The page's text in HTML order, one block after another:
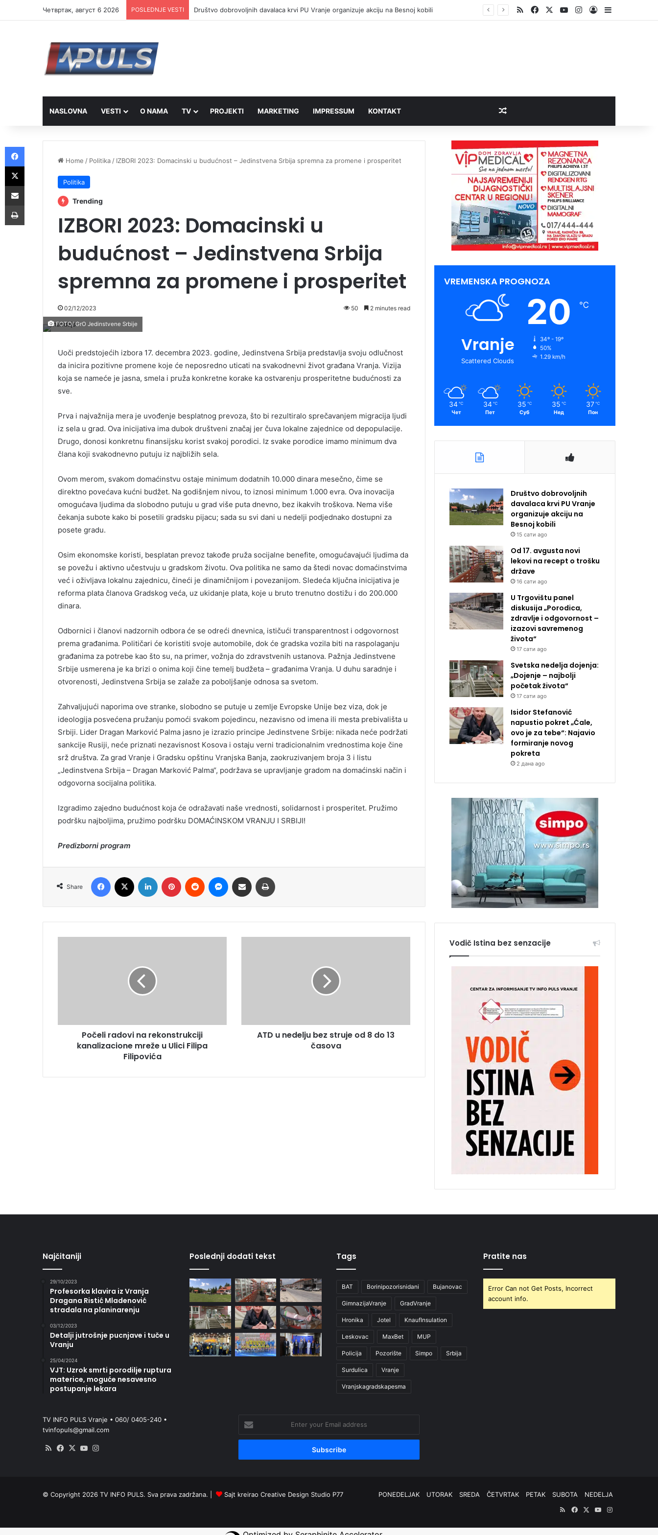
Четвртак, август 6 2026 POSLEDNJE VESTI Društvo dobrovoljnih davalaca krvi PU Vranje organizuje akciju na Besnoj kobili RSSFacebookYouTubeInstagram
Log InSidebar
NASLOVNA VESTI O NAMA TV PROJEKTI MARKETING IMPRESSUM KONTAKT Random Article
Home / Politika / IZBORI 2023: Domacinski u budućnost – Jedinstvena Srbija spremna za promene i prosperitet
Politika
Trending
IZBORI 2023: Domacinski u
budućnost – Jedinstvena Srbija
spremna za promene i prosperitet
02/12/2023 50 2 minutes read
FOTO/ GrO Jedinstvene Srbije
Uoči predstojećih izbora 17. decembra 2023. godine, Jedinstvena Srbija predstavlja svoju odlučnost
da inicira pozitivne promene koje će neposredno uticati na svakodnevni život građana Vranja. Vizija
koja se nameće je jasna, smela i pruža konkretne korake ka ostvarenju prosperitetne budućnosti za
sve.
Prva i najvažnija mera je uvođenje besplatnog prevoza, što bi rezultiralo sprečavanjem migracija ljudi
iz sela u grad. Ova inicijativa ima dubok društveni značaj jer čuva lokalne zajednice od depopulacije.
Drugo, donosi konkretnu finansijsku korist svakoj porodici. Iz svake porodice imamo minimum dva
člana koji svakodnevno putuju iz najbližih sela.
Ovom merom, svakom domaćinstvu ostaje minimum dodatnih 10.000 dinara mesečno, čime se
direktno povećava kućni budžet. Na godišnjem nivou, to iznosi minimum 1.000 evra. Ova inovacija
omogućava ljudima da slobodno putuju u grad više puta dnevno, bez ikakvih troškova. Nema više
čekanja subote kako bi posetili gradsku pijacu; sada su svi dani u nedelji podjednako dostupni za
posete gradu.
Osim ekonomske koristi, besplatan prevoz takođe pruža socijalne benefite, omogućavajući ljudima da
se povežu i aktivno učestvuju u gradskom životu. Ova politika ne samo da štedi novac domaćinstvima
već i oživljava lokalnu zajednicu, čineći je dinamičnijom i povezanijom. Sledeća ključna inicijativa je
reforma plata članova Gradskog veća, uz ukidanje plata, koje u bruto trenutno dostižu i do 200.000
dinara.
Odbornici i članovi nadzornih odbora će se odreći dnevnica, ističući transparentnost i odgovornost
prema građanima. Političari će koristiti svoje automobile, dok će gradska vozila biti na raspolaganju
građanima za potrebe kao što su, na primer, vožnja do zdravstvenih ustanova. Pažnja Jedinstvene
Srbije usmerena je ka brizi o onima koji čine temelj budžeta – građanima Vranja. U duhu saradnje i
otvorenosti, Jedinstvena Srbija se zalaže za poboljšanje odnosa sa svetom.
Zahvaljujući naporima ove stranke, slobodno se putuje u zemlje Evropske Unije bez viza, dok je
ideologija posvećena pružanju pomoći svakom pojedincu, nezavisno od imena ili mesta prebivališta u
Srbiji. Lider Dragan Marković Palma jasno je izrazio principe Jedinstvene Srbije: nikada neće podržati
sankcije Rusiji, neće priznati nezavisnost Кosova i ostaju verni tradicionalnim vrednostima koje čine
srž društva. Za grad Vranje i Gradsku opštinu Vranjska Banja, zaokruzivanjem broja 3 i listu
„Jedinstvena Srbija – Dragan Marković Palma“, podržava se upravljanje gradom na domaćinski način i
odgovorna socijalna politika.
Izgradimo zajedno budućnost koja će odražavati naše vrednosti, solidarnost i prosperitet. Pružimo
podršku najboljima, pružimo podršku DOMAĆINSКOM VRANJU I SRBIJI!
Predizborni program
Share
Facebook LinkedIn Pinterest Reddit Messenger
Share via Email
Počeli radovi na rekonstrukciji
kanalizacione mreže u Ulici Filipa
Filipovića
ATD u nedelju bez struje od 8 do 13
časova
VREMENSKA PROGNOZA
Vranje
Scattered Clouds
20 ℃
34º - 19º
50%
1.29 km/h
34 ℃
Чет
34 ℃
Пет
35 ℃
Суб
35 ℃
Нед
37 ℃
Пон
Društvo dobrovoljnih
davalaca krvi PU Vranje
organizuje akciju na
Besnoj kobili
15 сати ago
Od 17. avgusta novi
lekovi na recept o trošku
države
16 сати ago
U Trgovištu panel
diskusija „Porodica,
zdravlje i odgovornost –
izazovi savremenog
života“
17 сати ago
Svetska nedelja dojenja:
„Dojenje – najbolji
početak života“
17 сати ago
Isidor Stefanović
napustio pokret „Ćale,
ovo je za tebe“: Najavio
formiranje novog
pokreta
2 дана ago
Vodič Istina bez senzacije
Najčitaniji
29/10/2023
Profesorka klavira iz Vranja
Dragana Ristić Mladenović
stradala na planinarenju
03/12/2023
Detalji jutrošnje pucnjave i tuče u
Vranju
25/04/2024
VJT: Uzrok smrti porodilje ruptura
materice, moguće nesavesno
postupanje lekara
Poslednji dodati tekst Tags
BAT Borinipozorisnidani Bujanovac
GimnazijaVranje GradVranje
Hronika Jotel KnaufInsulation
Leskovac MaxBet MUP
Policija Pozorište Simpo Srbija
Surdulica Vranje
Vranjskagradskapesma
Pratite nas
Error Can not Get Posts, Incorrect
account info.
TV INFO PULS Vranje • 060/ 0405-240 •
tvinfopuls@gmail.com
RSS Facebook
X YouTube
your
Email
© Copyright 2026 TV INFO PULS. Sva prava zadržana. | Sajt kreirao Creative Design Studio P77 PONEDELJAK UTORAK SREDA ČETVRTAK PETAK SUBOTA
NEDELJA
RSSFacebook
X YouTubeInstagram
Facebook
X
Share via Email